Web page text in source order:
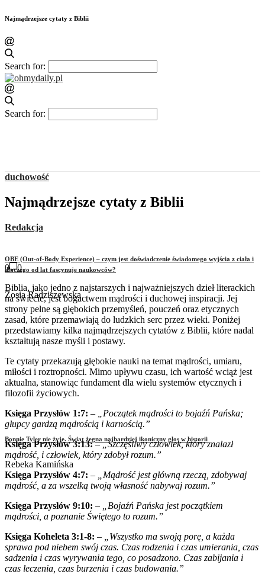
Najmądrzejsze cytaty z Biblii
Search for:
Search for:
OBE (Out-of-Body Experience) – czym jest doświadczenie świadomego wyjścia z ciała i
dlaczego od lat fascynuje naukowców?
Zosia Radziszewska
Bonnie Tyler nie żyje. Świat żegna najbardziej ikoniczny głos w historii
Rebeka Kamińska
duchowość
Najmądrzejsze cytaty z Biblii
Redakcja
0
0
Biblia, jako jedno z najstarszych i najważniejszych dzieł literackich
na świecie, jest bogactwem mądrości i duchowej inspiracji. Jej
strony pełne są głębokich przemyśleń, pouczeń oraz etycznych
zasad, które przemawiają do ludzkich serc przez wieki. Poniżej
przedstawiamy kilka najmądrzejszych cytatów z Biblii, które nadal
kształtują nasze myśli i postawy.
Te cytaty przekazują głębokie nauki na temat mądrości, umiaru,
miłości i roztropności. Mimo upływu czasu, ich wartość wciąż jest
aktualna, stanowiąc fundament dla wielu systemów etycznych i
filozofii życiowych.
Księga Przysłów 1:7: –
„Początek mądrości to bojaźń Pańska;
głupcy gardzą mądrością i karnością.”
Księga Przysłów 3:13:–„Szczęśliwy człowiek, który znalazł
mądrość, i człowiek, który zdobył rozum.”
Księga Przysłów 4:7: –
„Mądrość jest główną rzeczą, zdobywaj
mądrość, a za wszelką twoją własność nabywaj rozum.”
Księga Przysłów 9:10: –
„Bojaźń Pańska jest początkiem
mądrości, a poznanie Świętego to rozum.”
Księga Koheleta 3:1-8: –
„Wszystko ma swoją porę, a każda
sprawa pod niebem swój czas. Czas rodzenia i czas umierania, czas
sadzenia i czas wyrywania tego, co posadzono. Czas zabijania i
czas leczenia, czas burzenia i czas budowania.”